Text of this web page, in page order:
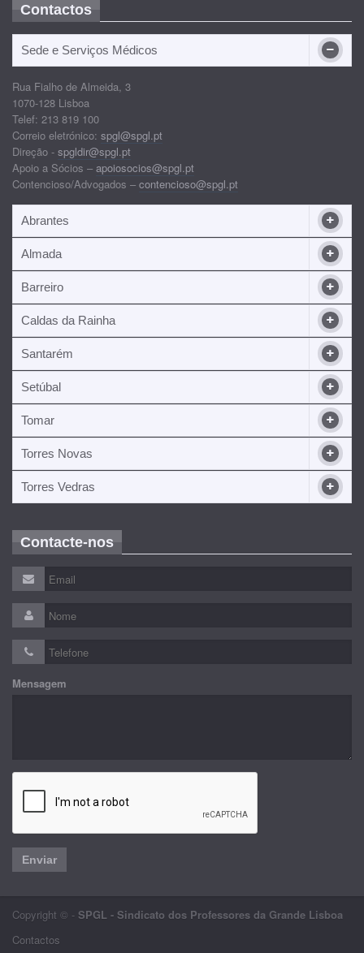
Contactos
Sede e Serviços Médicos
Rua Fialho de Almeida, 3
1070-128 Lisboa
Telef: 213 819 100
Correio eletrónico: spgl@spgl.pt
Direção - spgldir@spgl.pt
Apoio a Sócios – apoiosocios@spgl.pt
Contencioso/Advogados – contencioso@spgl.pt
Abrantes
Almada
Barreiro
Caldas da Rainha
Santarém
Setúbal
Tomar
Torres Novas
Torres Vedras
Contacte-nos
Mensagem
Enviar
Copyright © - SPGL - Sindicato dos Professores da Grande Lisboa
Contactos